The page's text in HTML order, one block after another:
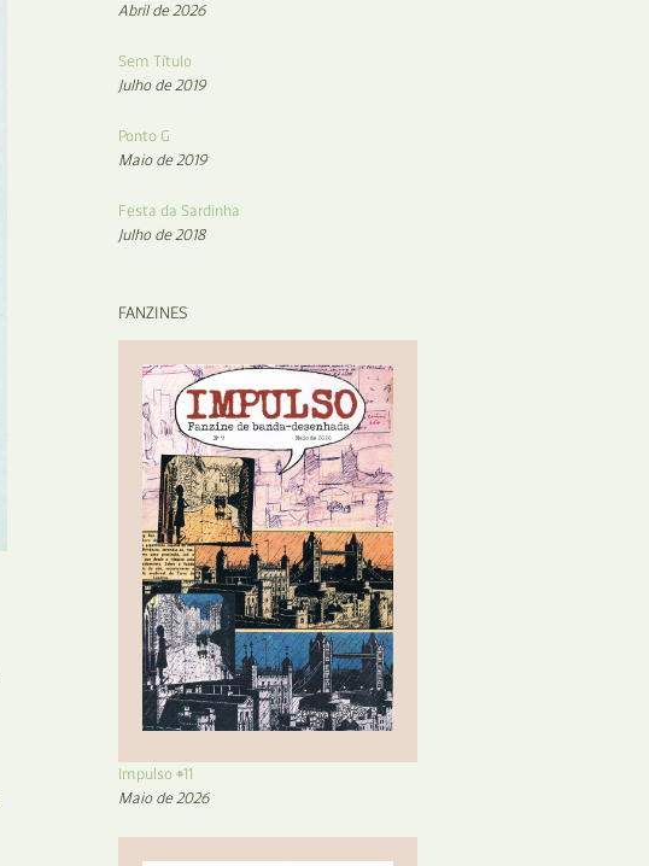
Abril de 2026
Sem Título
Julho de 2019
Ponto G
Maio de 2019
Festa da Sardinha
Julho de 2018
FANZINES
Impulso #11
Maio de 2026